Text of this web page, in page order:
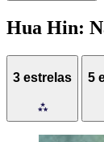
Hua Hin:
3 estrelas 5